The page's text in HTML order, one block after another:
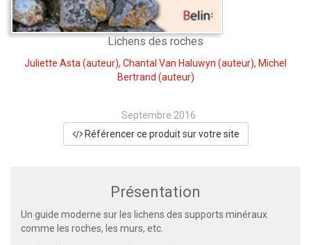
Lichens des roches
Juliette Asta(auteur), Chantal Van Haluwyn (auteur), Michel
Bertrand (auteur)
Septembre 2016
Référencer ce produit sur votre site
Présentation
Un guide moderne sur les lichens des supports minéraux
comme les roches, les murs, etc.